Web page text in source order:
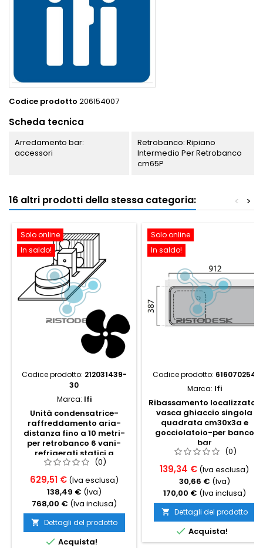
Codice prodotto 206154007
Scheda tecnica
Arredamento bar:
accessori
Retrobanco: Ripiano
Intermedio Per Retrobanco
cm65P
16 altri prodotti della stessa categoria: >
<
Solo online
In saldo!
Codice prodotto: 212031439-
30
Marca: Ifi
Unità condensatrice-
raffreddamento aria-
distanza fino a 10 metri-
per retrobanco 6 vani-
refrigerati statici a
scomparsa(0)
629,51 € (Iva esclusa)
138,49 € (Iva)
768,00 € (Iva inclusa)
 Dettagli del prodotto
 Acquista!
Solo online
In saldo!
Codice prodotto: 616070254
Marca: Ifi
Ribassamento localizzato-
vasca ghiaccio singola
quadrata cm30x3a e
gocciolatoio-per banco
bar
(0)
139,34 € (Iva esclusa)
30,66 € (Iva)
170,00 € (Iva inclusa)
 Dettagli del prodotto
 Acquista!